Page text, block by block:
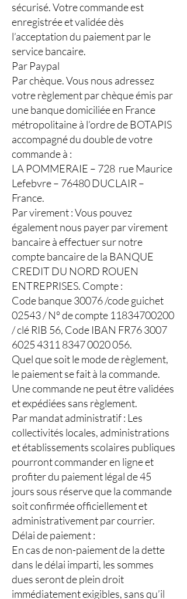
sécurisé. Votre commande est
enregistrée et validée dès
l’acceptation du paiement par le
service bancaire.
Par Paypal
Par chèque. Vous nous adressez
votre règlement par chèque émis par
une banque domiciliée en France
métropolitaine à l’ordre de BOTAPIS
accompagné du double de votre
commande à :
LA POMMERAIE – 728 rue Maurice
Lefebvre – 76480 DUCLAIR –
France.
Par virement : Vous pouvez
également nous payer par virement
bancaire à effectuer sur notre
compte bancaire de la BANQUE
CREDIT DU NORD ROUEN
ENTREPRISES. Compte :
Code banque 30076 /code guichet
02543 / N° de compte 11834700200
/ clé RIB 56, Code IBAN FR76 3007
6025 4311 8347 0020 056.
Quel que soit le mode de règlement,
le paiement se fait à la commande.
Une commande ne peut être validées
et expédiées sans règlement.
Par mandat administratif : Les
collectivités locales, administrations
et établissements scolaires publiques
pourront commander en ligne et
profiter du paiement légal de 45
jours sous réserve que la commande
soit confirmée officiellement et
administrativement par courrier.
Délai de paiement :
En cas de non-paiement de la dette
dans le délai imparti, les sommes
dues seront de plein droit
immédiatement exigibles, sans qu’il